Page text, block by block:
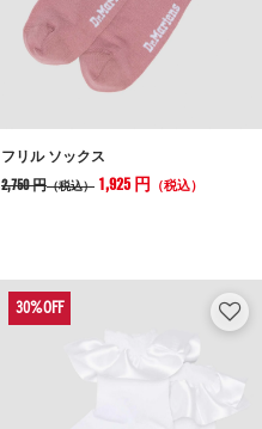
フリル ソックス
2,750 円（税込） 1,925 円 （税込）